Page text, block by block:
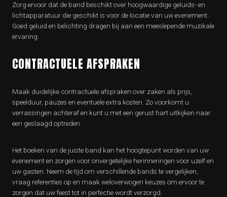
Zorg ervoor dat de band beschikt over hoogwaardige geluids- en
lichtapparatuur die geschikt is voor de locatie van uw evenement.
Goed geluid en belichting dragen bij aan een meeslepende muzikale
ervaring.
CONTRACTUELE AFSPRAKEN
Maak duidelijke contractuele afspraken over zaken als prijs,
speelduur, pauzes en eventuele extra kosten. Zo voorkomt u
verrassingen achteraf en kunt u met een gerust hart uitkijken naar
een geslaagd optreden.
Het boeken van de juiste band kan het hoogtepunt worden van uw
evenement en zorgen voor onvergetelijke herinneringen voor uzelf en
uw gasten. Neem de tijd om verschillende bands te vergelijken,
vraag referenties op en maak weloverwogen keuzes om ervoor te
zorgen dat uw feest tot in perfectie wordt verzorgd.